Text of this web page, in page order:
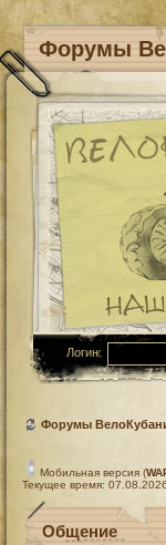
Форумы
Логин:
Форумы
Мобильная версия (
Текущее время:
Общение